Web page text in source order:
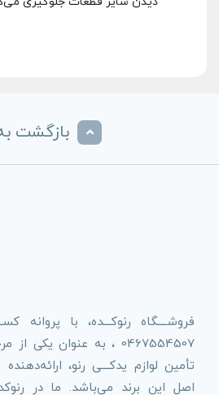
بازگشت به
فروشــــگاه رنوکـــده، با پروانه
0467554507 ، به عنوان یکی
تأمین لوازم یدکـــی رنو،
اصل این برند می‌باشد. ما در